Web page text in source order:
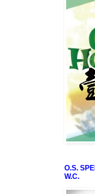
O.S.
W.C.